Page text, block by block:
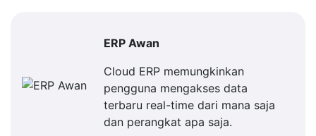
ERP Awan
Cloud ERP memungkinkan
pengguna mengakses data
terbaru real-time dari mana saja
dan perangkat apa saja.